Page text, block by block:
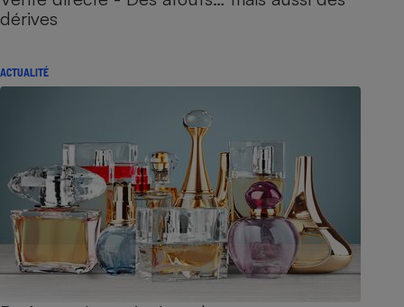
dérives
ACTUALITÉ